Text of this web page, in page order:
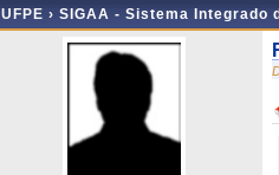
UFPE › SIGAA - Sistema Integrado